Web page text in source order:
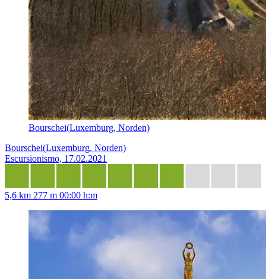
Bourschei(Luxemburg, Norden)
Bourschei(Luxemburg, Norden)
Escursionismo, 17.02.2021
5,6 km 277 m 00:00 h:m